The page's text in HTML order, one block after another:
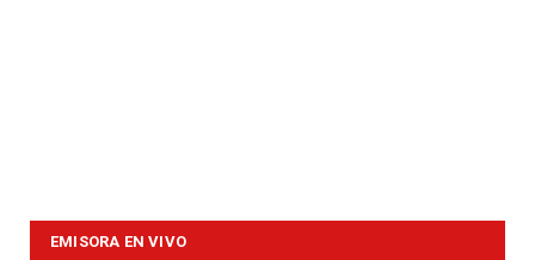
EMISORA EN VIVO